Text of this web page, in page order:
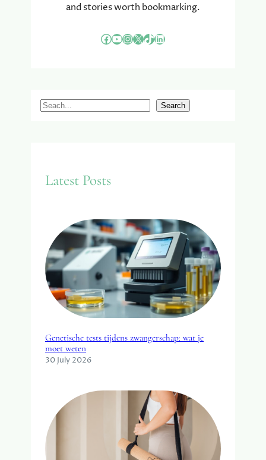
and stories worth bookmarking.
Facebook YouTube InstagramX TikTok LinkedIn
S
Search
Latest Posts
Genetische tests tijdens zwangerschap: wat je
moet weten
30 July 2026